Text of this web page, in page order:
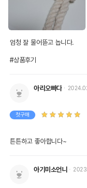
엄청 잘 물어뜯고 놉니다.
#상품후기
아리오빠다
첫구매
튼튼하고 좋아합니다~
아기미소언니